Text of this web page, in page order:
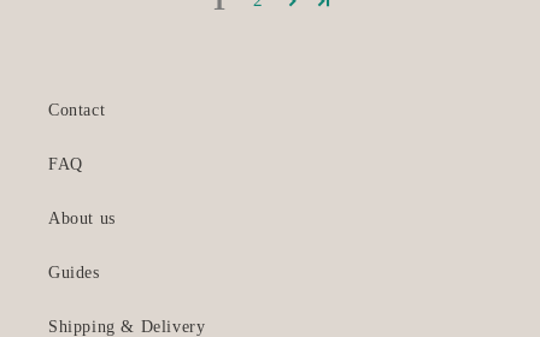
Contact
FAQ
About us
Guides
Shipping & Delivery